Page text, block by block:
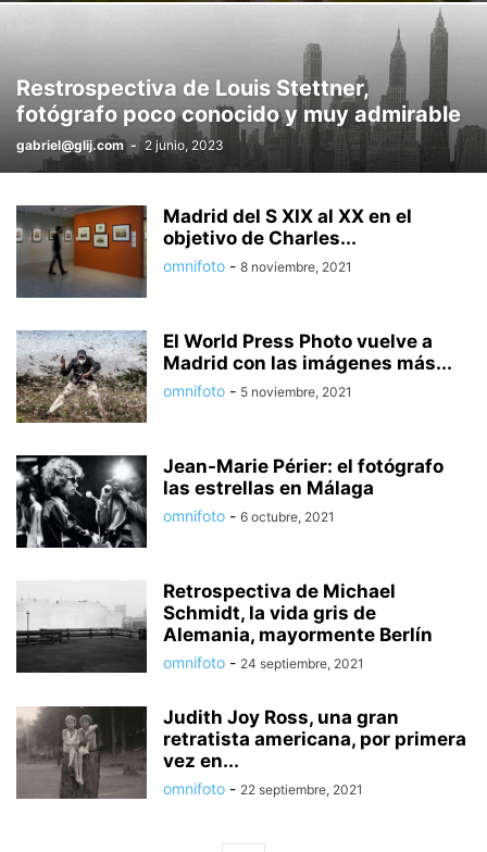
Restrospectiva de Louis Stettner,
fotógrafo poco conocido y muy admirable
gabriel@glij.com - 2 junio, 2023
Madrid del S XIX al XX en el
objetivo de Charles...
omnifoto - 8 noviembre, 2021
El World Press Photo vuelve a
Madrid con las imágenes más...
omnifoto - 5 noviembre, 2021
Jean-Marie Périer: el fotógrafo
las estrellas en Málaga
omnifoto - 6 octubre, 2021
Retrospectiva de Michael
Schmidt, la vida gris de
Alemania, mayormente Berlín
omnifoto - 24 septiembre, 2021
Judith Joy Ross, una gran
retratista americana, por primera
vez en...
omnifoto - 22 septiembre, 2021